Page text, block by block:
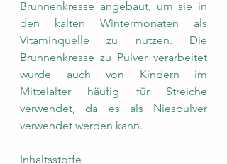
Brunnenkresse angebaut, um sie in
den kalten Wintermonaten als
Vitaminquelle zu nutzen. Die
Brunnenkresse zu Pulver verarbeitet
wurde auch von Kindern im
Mittelalter häufig für Streiche
verwendet, da es als Niespulver
verwendet werden kann.
Inhaltsstoffe